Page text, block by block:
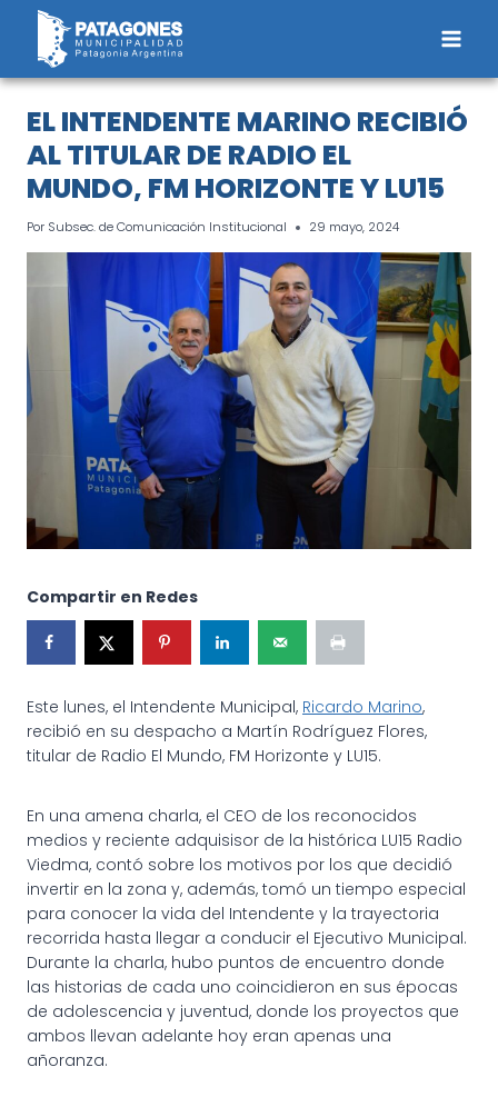
Saltar
contenido
EL INTENDENTE MARINO RECIBIÓ
AL TITULAR DE RADIO EL
MUNDO, FM HORIZONTE Y LU15
Por Subsec. de Comunicación Institucional 29 mayo, 2024
Compartir en Redes
Este lunes, el Intendente Municipal, Ricardo Marino,
recibió en su despacho a Martín Rodríguez Flores,
titular de Radio El Mundo, FM Horizonte y LU15.
En una amena charla, el CEO de los reconocidos
medios y reciente adquisisor de la histórica LU15 Radio
Viedma, contó sobre los motivos por los que decidió
invertir en la zona y, además, tomó un tiempo especial
para conocer la vida del Intendente y la trayectoria
recorrida hasta llegar a conducir el Ejecutivo Municipal.
Durante la charla, hubo puntos de encuentro donde
las historias de cada uno coincidieron en sus épocas
de adolescencia y juventud, donde los proyectos que
ambos llevan adelante hoy eran apenas una
añoranza.